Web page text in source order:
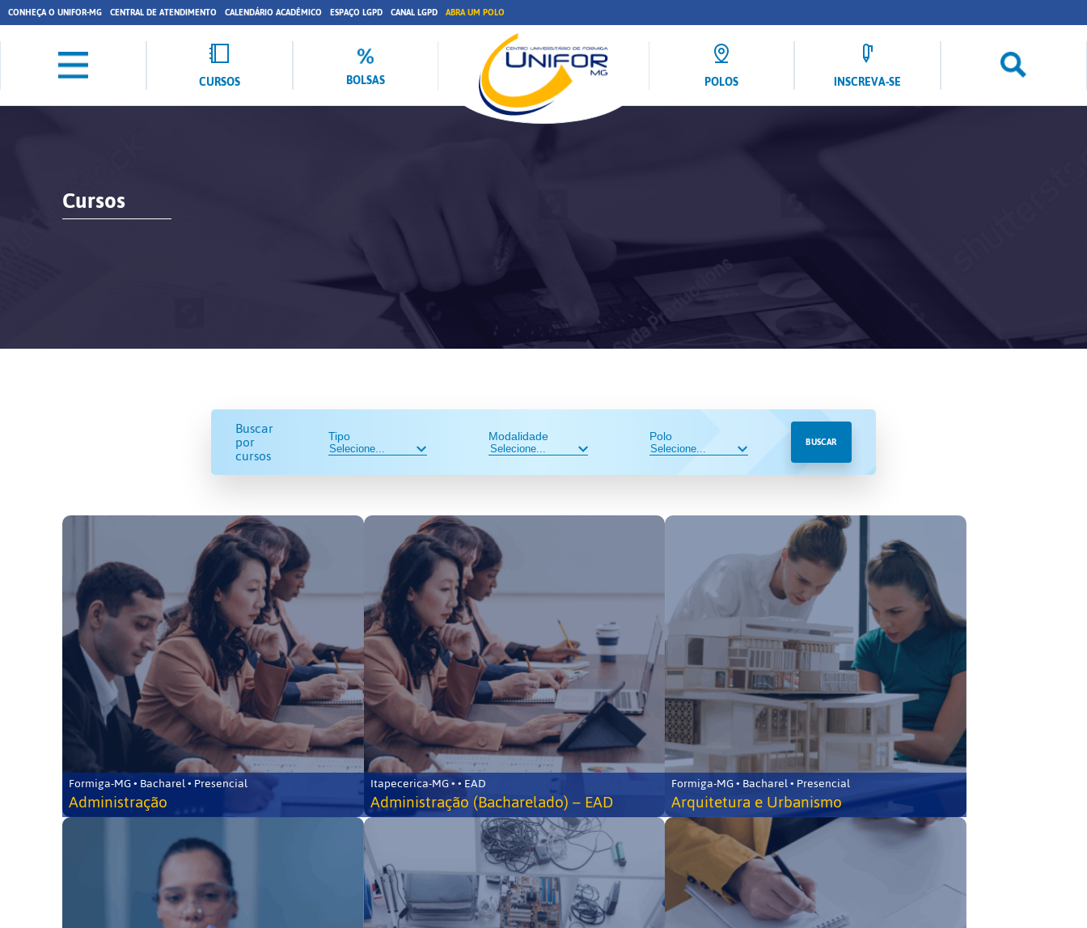
CONHEÇA O UNIFOR-MG CENTRAL DE ATENDIMENTO CALENDÁRIO ACADÊMICO ESPAÇO LGPD CANAL LGPD ABRA UM POLO
CURSOS BOLSAS POLOS INSCREVA-SE
Cursos
Buscar
por
cursos
Tipo Modalidade Polo BUSCAR
Formiga-MG • Bacharel • Presencial
Administração
Itapecerica-MG • • EAD
Administração (Bacharelado) – EAD
Formiga-MG • Bacharel • Presencial
Arquitetura e Urbanismo